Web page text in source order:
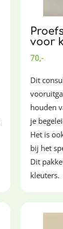
voor
70,-
Dit
houden
je
Het is
bij het
Dit
kleuters.